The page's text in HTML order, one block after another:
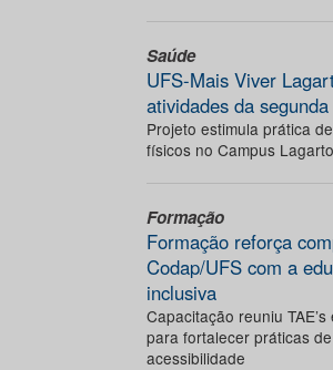
Saúde
UFS-Mais Viver
atividades da
Projeto estimula prática
físicos no Campus Lagarto
Formação
Formação reforça
Codap/UFS com a
inclusiva
Capacitação reuniu
para fortalecer práticas
acessibilidade